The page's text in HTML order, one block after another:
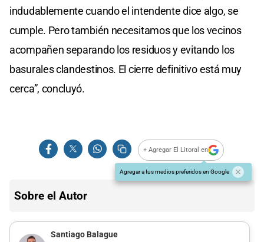
indudablemente cuando el intendente dice algo, se
cumple. Pero también necesitamos que los vecinos
acompañen separando los residuos y evitando los
basurales clandestinos. El cierre definitivo está muy
cerca”, concluyó.
+ Agregar El Litoral en
Agregar a tus medios preferidos en Google
Sobre el Autor
Santiago Balague